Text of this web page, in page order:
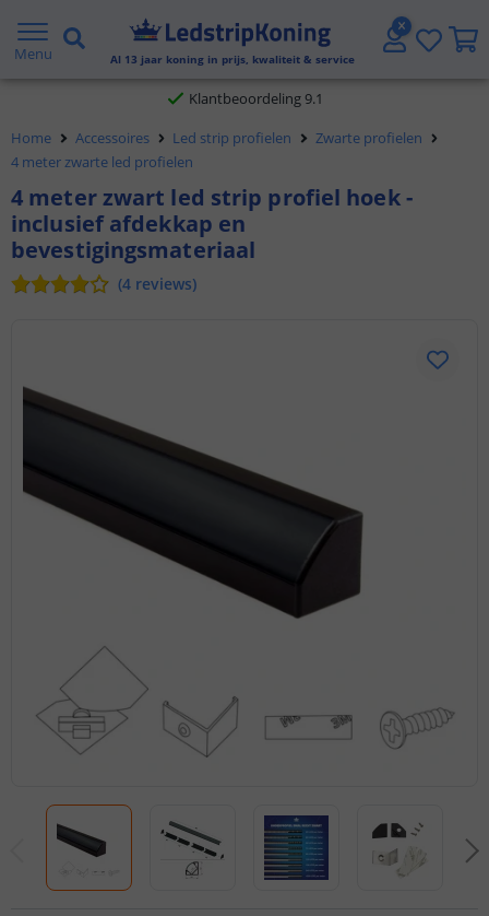
Menu Al 13 jaar koning in prijs, kwaliteit & service
Gratis verzending vanaf € 20,- NL en BE
Klantbeoordeling 9.1
Home Accessoires Led strip profielen
Zwarte profielen
4 meter zwarte led profielen
4 meter zwart led strip profiel hoek -
inclusief afdekkap en
bevestigingsmateriaal
(4 reviews)